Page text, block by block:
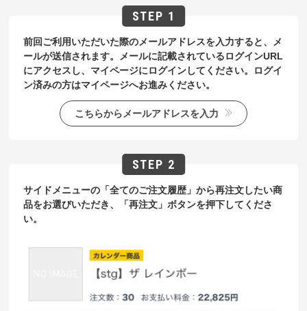
前回ご利用いただいた際のメールアドレスを入力すると、メ
ールが送信されます。メールに記載されているログインURL
にアクセスし、マイページにログインしてください。ログイ
ン済みの方はマイページへお進みください。
こちらからメールアドレスを入力
サイドメニューの「全てのご注文履歴」から再注文したい商
品をお選びいただき、「再注文」ボタンを押下してくださ
い。